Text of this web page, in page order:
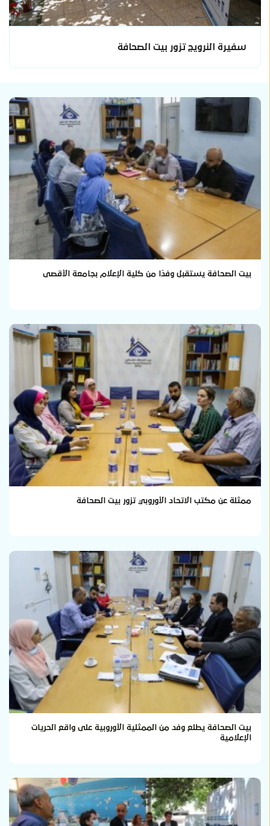
سفيرة النرويج تزور بيت الصحافة
بيت الصحافة يستقبل وفدًا من كلية الإعلام بجامعة الأقصى
ممثلة عن مكتب الاتحاد الأوروبي تزور بيت الصحافة
بيت الصحافة يطلع وفد من الممثلية الأوروبية على واقع الحريات
الإعلامية